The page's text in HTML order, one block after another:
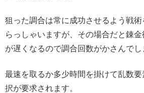
狙った調合は常に成功させるよう戦
らっしゃいますが、その場合だと錬
が遅くなるので調合回数がかさんでし
最速を取るか多少時間を掛けて乱数
択が要求されます。